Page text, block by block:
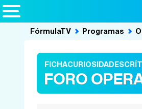
FórmulaTV Programas
FICHACURIOSIDADES
FORO